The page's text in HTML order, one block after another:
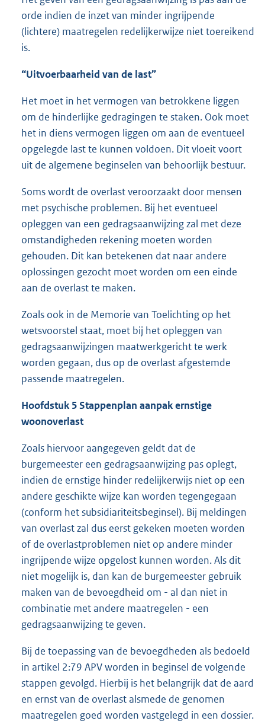
orde indien de inzet van minder ingrijpende
(lichtere) maatregelen redelijkerwijze niet toereikend
is.
“Uitvoerbaarheid van de last”
Het moet in het vermogen van betrokkene liggen
om de hinderlijke gedragingen te staken. Ook moet
het in diens vermogen liggen om aan de eventueel
opgelegde last te kunnen voldoen. Dit vloeit voort
uit de algemene beginselen van behoorlijk bestuur.
Soms wordt de overlast veroorzaakt door mensen
met psychische problemen. Bij het eventueel
opleggen van een gedragsaanwijzing zal met deze
omstandigheden rekening moeten worden
gehouden. Dit kan betekenen dat naar andere
oplossingen gezocht moet worden om een einde
aan de overlast te maken.
Zoals ook in de Memorie van Toelichting op het
wetsvoorstel staat, moet bij het opleggen van
gedragsaanwijzingen maatwerkgericht te werk
worden gegaan, dus op de overlast afgestemde
passende maatregelen.
Hoofdstuk 5 Stappenplan aanpak ernstige
woonoverlast
Zoals hiervoor aangegeven geldt dat de
burgemeester een gedragsaanwijzing pas oplegt,
indien de ernstige hinder redelijkerwijs niet op een
andere geschikte wijze kan worden tegengegaan
(conform het subsidiariteitsbeginsel). Bij meldingen
van overlast zal dus eerst gekeken moeten worden
of de overlastproblemen niet op andere minder
ingrijpende wijze opgelost kunnen worden. Als dit
niet mogelijk is, dan kan de burgemeester gebruik
maken van de bevoegdheid om - al dan niet in
combinatie met andere maatregelen - een
gedragsaanwijzing te geven.
Bij de toepassing van de bevoegdheden als bedoeld
in artikel 2:79 APV worden in beginsel de volgende
stappen gevolgd. Hierbij is het belangrijk dat de aard
en ernst van de overlast alsmede de genomen
maatregelen goed worden vastgelegd in een dossier.